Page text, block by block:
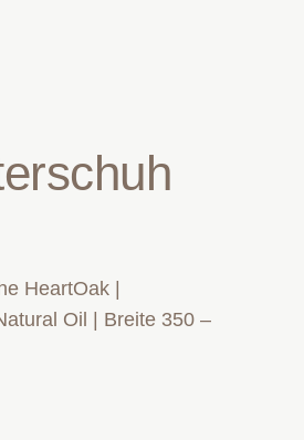
HeartOak |
Oil | Breite 350 –